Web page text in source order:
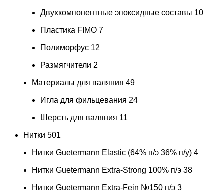
Двухкомпонентные эпоксидные составы 10
Пластика FIMO 7
Полиморфус 12
Размягчители 2
Материалы для валяния 49
Игла для фильцевания 24
Шерсть для валяния 11
Нитки 501
Нитки Guetermann Elastic (64% п/э 36% п/у) 4
Нитки Guetermann Extra-Strong 100% п/э 38
Нитки Guetermann Extra-Fein №150 п/э 3